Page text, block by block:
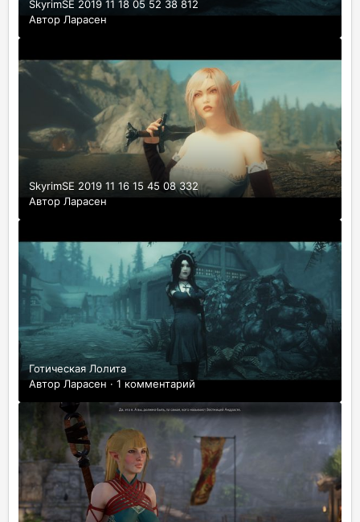
SkyrimSE 2019 11 18 05 52 38 812
Автор Ларасен
SkyrimSE 2019 11 16 15 45 08 332
АвторЛарасен
Готическая Лолита
АвторЛарасен · 1 комментарий